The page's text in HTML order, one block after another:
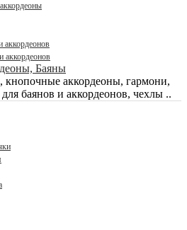
аккордеонов
аккордеонов
Баяны
аккордеоны, гармони,
баянов и аккордеонов, чехлы ..